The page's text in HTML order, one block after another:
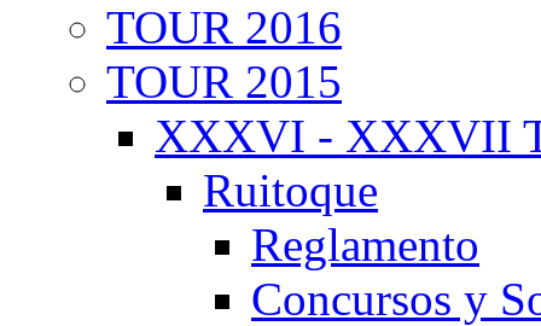
TOUR 2016
TOUR 2015
XXXVI - XXXVII
Ruitoque
Reglamento
Concursos y